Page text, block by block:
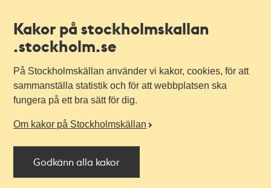
Kakor på stockholmskallan
.stockholm.se
På Stockholmskällan använder vi kakor, cookies, för att
sammanställa statistik och för att webbplatsen ska
fungera på ett bra sätt för dig.
Om kakor på Stockholmskällan
Godkänn alla kakor